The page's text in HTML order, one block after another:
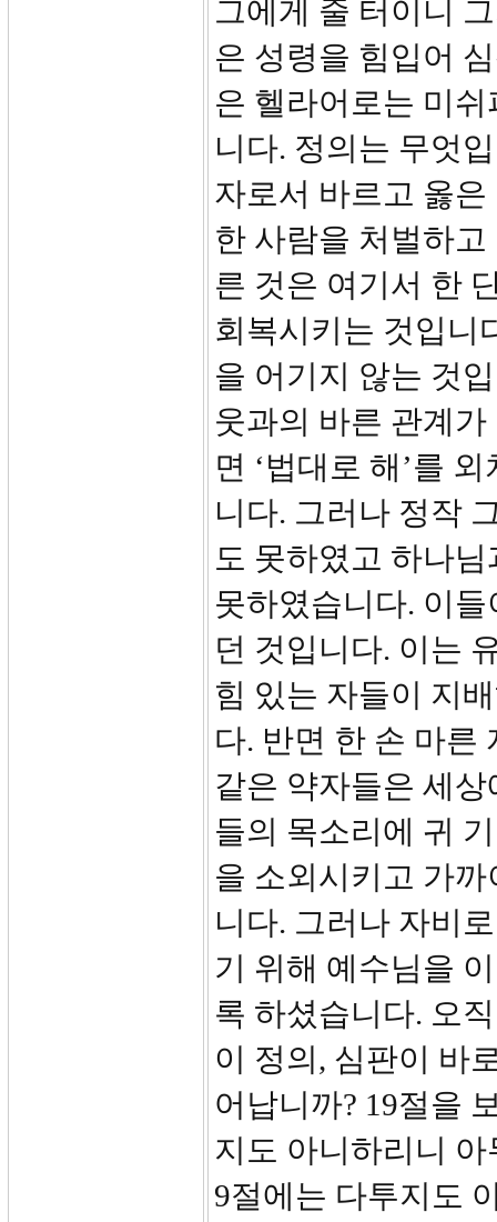
그에게 줄 터이니
은 성령을 힘입어
은 헬라어로는 미
니다. 정의는 무엇
자로서 바르고 옳
한 사람을 처벌하
른 것은 여기서 한
회복시키는 것입니
을 어기지 않는 것
웃과의 바른 관계
면 ‘법대로 해’를
니다. 그러나 정작
도 못하였고 하나
못하였습니다. 이
던 것입니다. 이는
힘 있는 자들이 지
다. 반면 한 손 마른
같은 약자들은 세
들의 목소리에 귀
을 소외시키고 가
니다. 그러나 자비
기 위해 예수님을
록 하셨습니다. 오
이 정의, 심판이 바
어납니까? 19절을
지도 아니하리니
9절에는 다투지도